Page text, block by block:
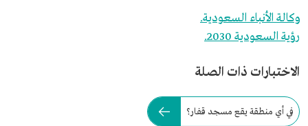
وكالة الأنباء السعودية.
رؤية السعودية 2030.
الاختبارات ذات الصلة
في أي منطقة يقع مسجد قفار؟